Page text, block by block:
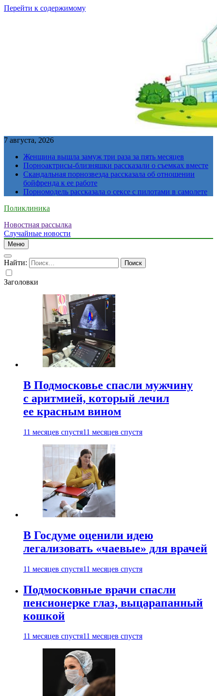
Перейти к содержимому
7 августа, 2026
Женщина вышла замуж три раза за пять месяцев
Порноактрисы-близняшки рассказали о съемках вместе
Скандальная порнозвезда рассказала об отношении
бойфренда к ее работе
Порномодель рассказала о сексе с пилотами в самолете
Поликлиника
Новостная рассылка
Случайные новости
Меню
Найти:
Заголовки
В Подмосковье спасли мужчину
с аритмией, который лечил
ее красным вином
11 месяцев спустя11 месяцев спустя
В Госдуме оценили идею
легализовать «чаевые» для врачей
11 месяцев спустя11 месяцев спустя
Подмосковные врачи спасли
пенсионерке глаз, выцарапанный
кошкой
11 месяцев спустя11 месяцев спустя